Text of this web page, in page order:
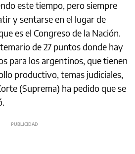
este tiempo, pero siempre
y sentarse en el lugar de
es el Congreso de la Nación.
de 27 puntos donde hay
para los argentinos, que tienen
productivo, temas judiciales,
(Suprema) ha pedido que se